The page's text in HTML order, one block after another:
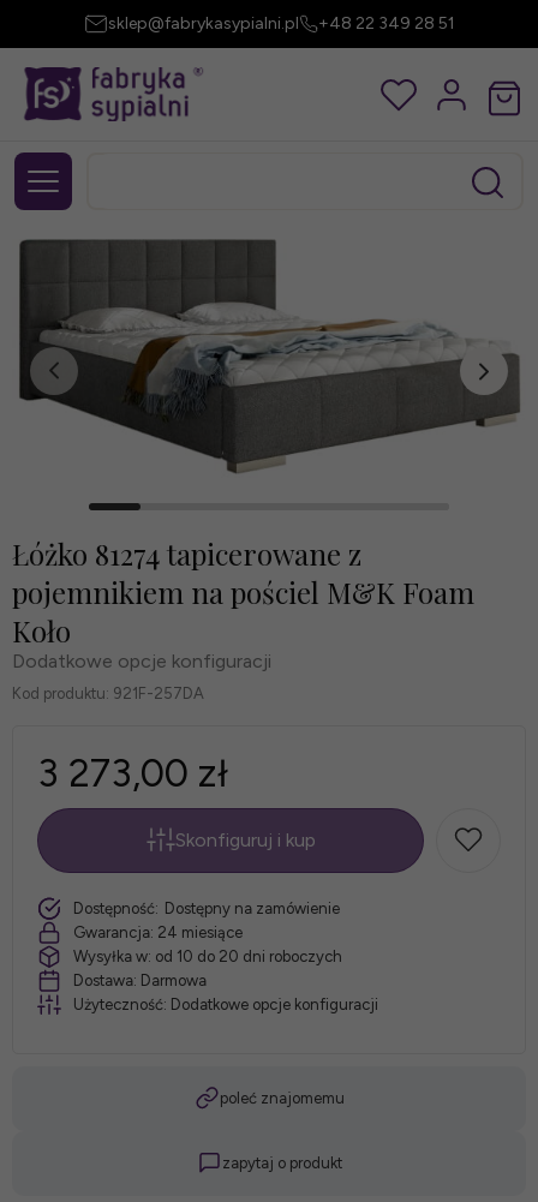
sklep@fabrykasypialni.pl +48 22 349 28 51
Łóżko 81274 tapicerowane z
pojemnikiem na pościel M&K Foam
Koło
Dodatkowe opcje konfiguracji
Kod produktu: 921F-257DA
3 273,00 zł
*
Wymiar:
*
szt.
Skonfiguruj i kup
Dostępność: Dostępny na zamówienie
Gwarancja: 24 miesiące
Wysyłka w: od 10 do 20 dni roboczych
Dostawa: Darmowa
Użyteczność: Dodatkowe opcje konfiguracji
poleć znajomemu
zapytaj o produkt